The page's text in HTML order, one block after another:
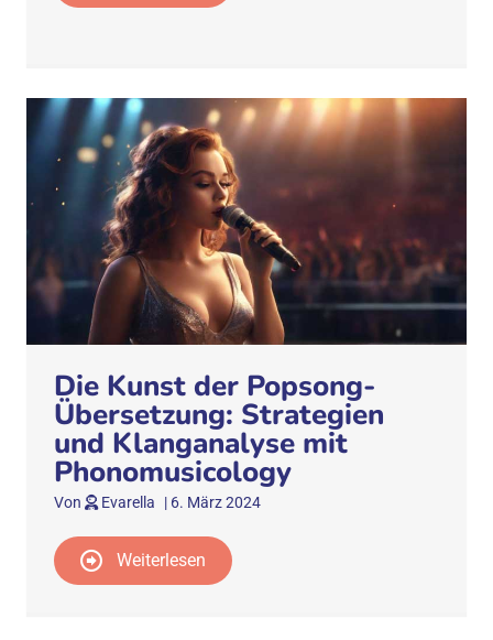
Die Kunst der Popsong-
Übersetzung: Strategien
und Klanganalyse mit
Phonomusicology
Von Evarella | 6. März 2024
Weiterlesen